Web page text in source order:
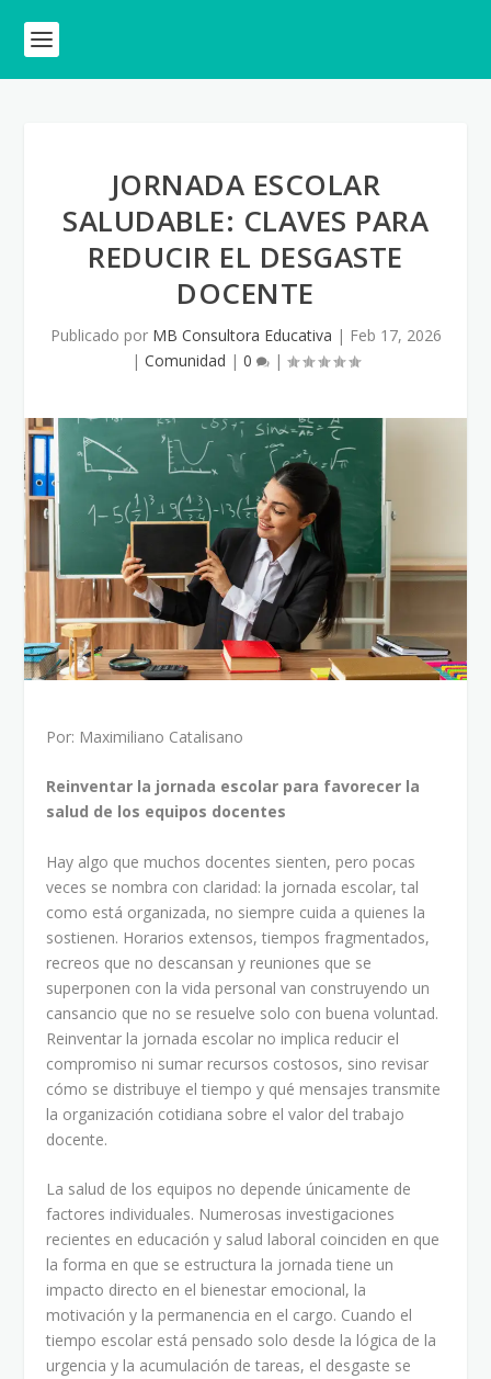
JORNADA ESCOLAR
SALUDABLE: CLAVES PARA
REDUCIR EL DESGASTE
DOCENTE
Publicado por MB Consultora Educativa | Feb 17, 2026
| Comunidad | 0 |
Por: Maximiliano Catalisano
Reinventar la jornada escolar para favorecer la
salud de los equipos docentes
Hay algo que muchos docentes sienten, pero pocas
veces se nombra con claridad: la jornada escolar, tal
como está organizada, no siempre cuida a quienes la
sostienen. Horarios extensos, tiempos fragmentados,
recreos que no descansan y reuniones que se
superponen con la vida personal van construyendo un
cansancio que no se resuelve solo con buena voluntad.
Reinventar la jornada escolar no implica reducir el
compromiso ni sumar recursos costosos, sino revisar
cómo se distribuye el tiempo y qué mensajes transmite
la organización cotidiana sobre el valor del trabajo
docente.
La salud de los equipos no depende únicamente de
factores individuales. Numerosas investigaciones
recientes en educación y salud laboral coinciden en que
la forma en que se estructura la jornada tiene un
impacto directo en el bienestar emocional, la
motivación y la permanencia en el cargo. Cuando el
tiempo escolar está pensado solo desde la lógica de la
urgencia y la acumulación de tareas, el desgaste se